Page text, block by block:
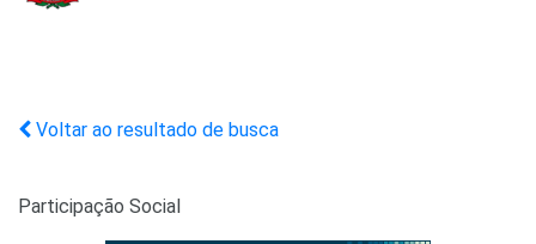
Voltar ao resultado de busca
Participação Social